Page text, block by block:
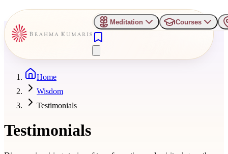
Meditation Courses
Home
Wisdom
Testimonials
Testimonials